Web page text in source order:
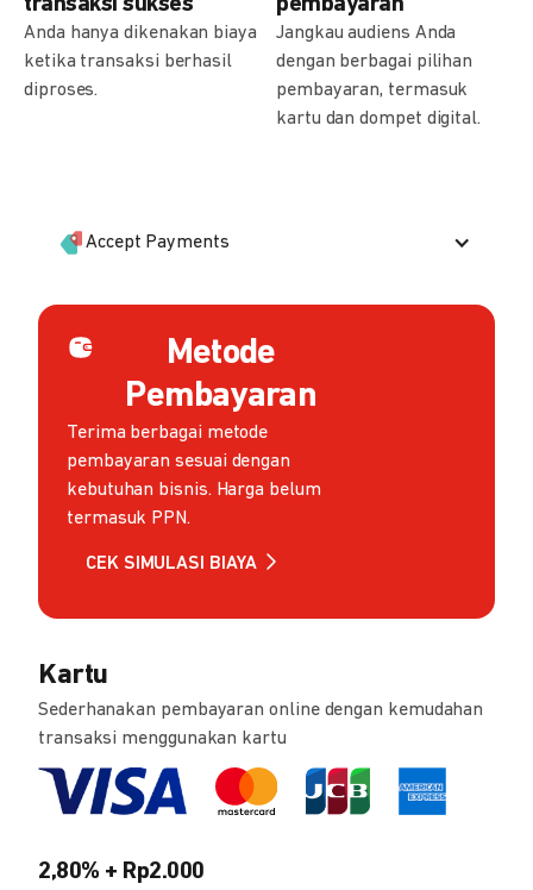
transaksi sukses
Anda hanya dikenakan biaya
ketika transaksi berhasil
diproses.
pembayaran
Jangkau audiens Anda
dengan berbagai pilihan
pembayaran, termasuk
kartu dan dompet digital.
Accept Payments
Metode
Pembayaran
Terima berbagai metode
pembayaran sesuai dengan
kebutuhan bisnis. Harga belum
termasuk PPN.
CEK SIMULASI BIAYA
Kartu
Sederhanakan pembayaran online dengan kemudahan
transaksi menggunakan kartu
2,80% + Rp2.000